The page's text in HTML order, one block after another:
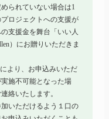
られていない場合は1
ロジェクトへの支援が
支援金を舞台「いい人
）にお贈りいただきま
より、お申込みいただ
施不可能となった場
絡いたします。
いただけるよう１口の